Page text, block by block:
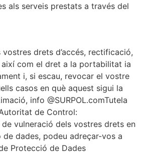
als serveis prestats a través del
drets d’accés, rectificació,
com el dret a la portabilitat ia
i, si escau, revocar el vostre
casos en què aquest sigui la
info @SURPOL.comTutela
de Control:
vulneració dels vostres drets en
dades, podeu adreçar-vos a
Protecció de Dades